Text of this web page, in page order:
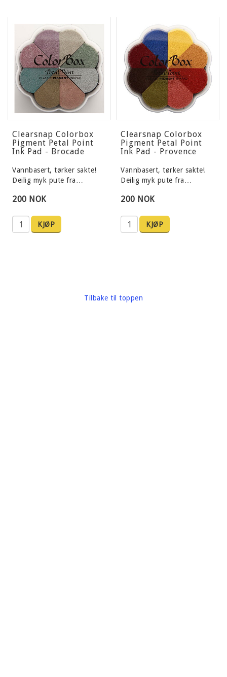
Clearsnap Colorbox
Pigment Petal Point
Ink Pad - Brocade
Vannbasert, tørker sakte!
Deilig myk pute fra…
200 NOK
KJØP
Clearsnap Colorbox
Pigment Petal Point
Ink Pad - Provence
Vannbasert, tørker sakte!
Deilig myk pute fra…
200 NOK
KJØP
Tilbake til toppen